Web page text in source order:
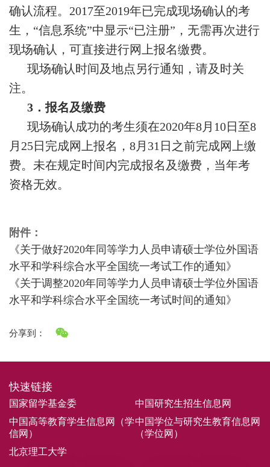
确认流程。2017至2019年已完成现场确认的考
生，“信息系统”中显示“已注册”，无需再次进行
现场确认，可直接进行网上报名缴费。
现场确认时间及地点另行通知，请及时关
注。
3．报名及缴费
现场确认成功的考生须在2020年8月10日至8
月25日完成网上报名，8月31日之前完成网上缴
费。未在规定时间内完成报名及缴费，当年考
资格无效。
附件：
《关于做好2020年同等学力人员申请硕士学位外国语
水平和学科综合水平全国统一考试工作的通知》
《关于调整2020年同等学力人员申请硕士学位外国语
水平和学科综合水平全国统一考试时间的通知》
分享到：
快速链接
国家留学基金委
中国研究生招生信息网
中国高等教育学生信息网（学
信网）
中国学位与研究生教育信息网
（学位网）
北京理工大学